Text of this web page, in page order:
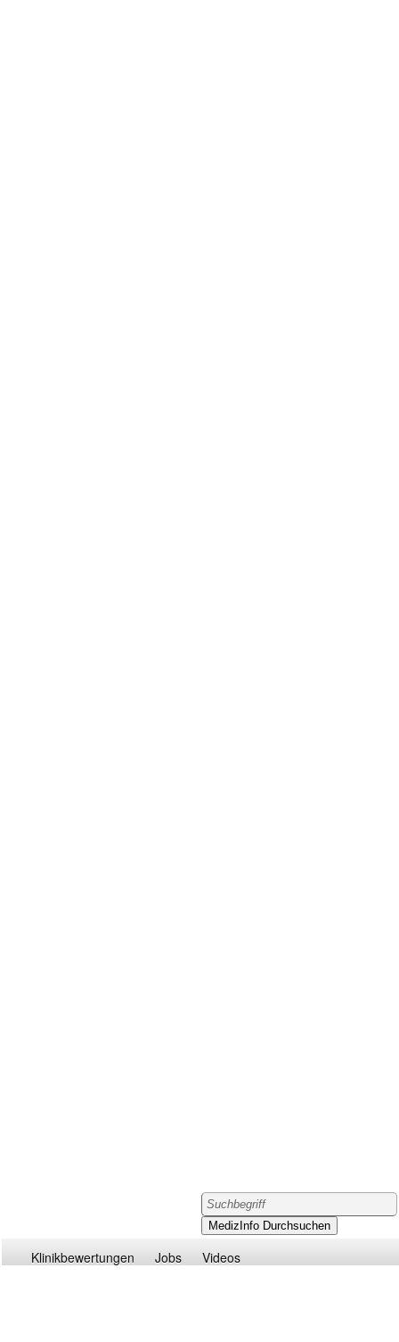
Klinikbewertungen Jobs Videos